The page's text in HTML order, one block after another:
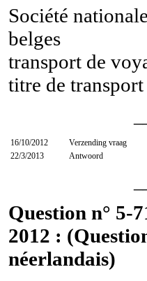
Société
belges
transport de
titre de transport
16/10/2012
Verzending vraag
22/3/2013
Antwoord
Question n° 5-
2012 :
néerlandais)